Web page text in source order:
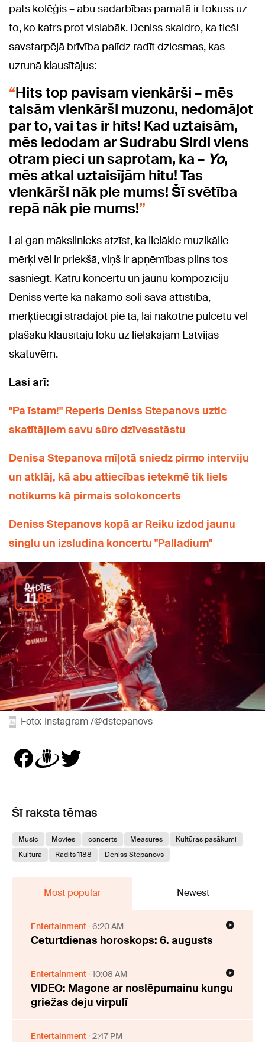
pats kolēģis – abu sadarbības pamatā ir fokuss uz
to, ko katrs prot vislabāk. Deniss skaidro, ka tieši
savstarpējā brīvība palīdz radīt dziesmas, kas
uzrunā klausītājus:
Hits top pavisam vienkārši – mēs
taisām vienkārši muzonu, nedomājot
par to, vai tas ir hits! Kad uztaisām,
mēs iedodam ar Sudrabu Sirdi viens
otram pieci un saprotam, ka – Yo,
mēs atkal uztaisījām hitu! Tas
vienkārši nāk pie mums! Šī svētība
repā nāk pie mums!
Lai gan mākslinieks atzīst, ka lielākie muzikālie
mērķi vēl ir priekšā, viņš ir apņēmības pilns tos
sasniegt. Katru koncertu un jaunu kompozīciju
Deniss vērtē kā nākamo soli savā attīstībā,
mērķtiecīgi strādājot pie tā, lai nākotnē pulcētu vēl
plašāku klausītāju loku uz lielākajām Latvijas
skatuvēm.
Lasi arī:
"Pa īstam!" Reperis Deniss Stepanovs uztic
skatītājiem savu sūro dzīvesstāstu
Denisa Stepanova mīļotā sniedz pirmo interviju
un atklāj, kā abu attiecības ietekmē tik liels
notikums kā pirmais solokoncerts
Deniss Stepanovs kopā ar Reiku izdod jaunu
singlu un izsludina koncertu "Palladium"
Foto: Instagram /@dstepanovs
Šī raksta tēmas
Music Movies concerts Measures
Kultūras pasākumi
Kultūra
Radīts 1188 Deniss Stepanovs
Most popular Newest
Entertainment 6:20 AM
Ceturtdienas horoskops: 6. augusts
Entertainment 10:08 AM
VIDEO: Magone ar noslēpumainu kungu
griežas deju virpulī
Entertainment 2:47 PM